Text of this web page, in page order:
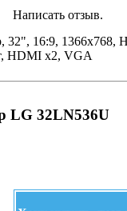
Написать отзыв.
32", 16:9, 1366x768,
HDMI x2, VGA
LG 32LN536U